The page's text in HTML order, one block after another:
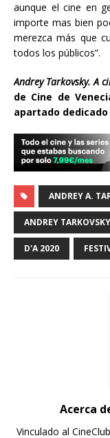
aunque el cine en
importe mas bien
merezca más que
todos los públicos”.
Andrey Tarkovsky. A
de Cine de
apartado dedicado
ANDREY A.
ANDREY
D'A 2020
Acerca
Vinculado al